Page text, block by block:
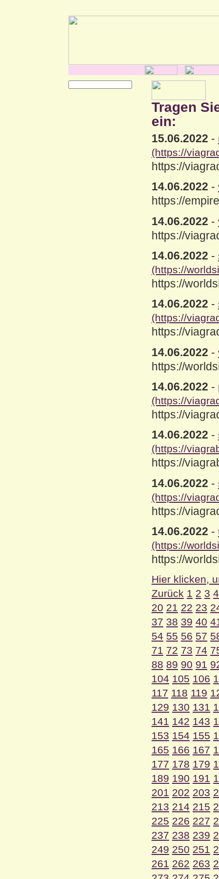
Tragen
ein:
15.06.2022 -
(https://
https://
14.06.2022 -
https://
14.06.2022 -
https://
14.06.2022 -
(https://
https://
14.06.2022 -
(https://
https://
14.06.2022 -
https://
14.06.2022 -
(https://
https://
14.06.2022 -
(https://
https://
14.06.2022 -
(https://
https://
14.06.2022 -
(https://
https://
Hier klicken,
Zurück 1 2 3 4
20 21 22 23
37 38 39 40
54 55 56 57
71 72 73 74
88 89 90 91
104 105 106
117 118 119
129 130 131
141 142 143
153 154 155
165 166 167
177 178 179
189 190 191
201 202 203
213 214 215
225 226 227
237 238 239
249 250 251
261 262 263